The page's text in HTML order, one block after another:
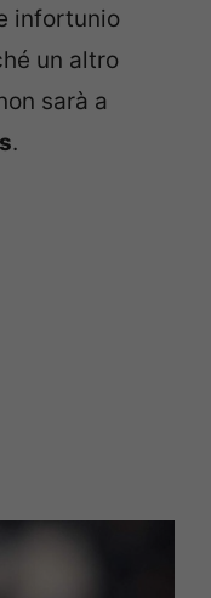
infortunio
un altro
sarà a
.